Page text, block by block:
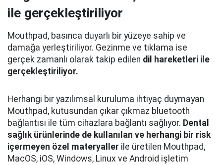
ile gerçekleştiriliyor
Mouthpad, basınca duyarlı bir yüzeye sahip ve
damağa yerleştiriliyor. Gezinme ve tıklama ise
gerçek zamanlı olarak takip edilen dil hareketleri ile
gerçekleştiriliyor.
Herhangi bir yazılımsal kuruluma ihtiyaç duymayan
Mouthpad, kutusundan çıkar çıkmaz bluetooth
bağlantısı ile tüm cihazlara bağlantı sağlıyor. Dental
sağlık ürünlerinde de kullanılan ve herhangi bir risk
içermeyen özel materyaller ile üretilen Mouthpad,
MacOS, iOS, Windows, Linux ve Android işletim